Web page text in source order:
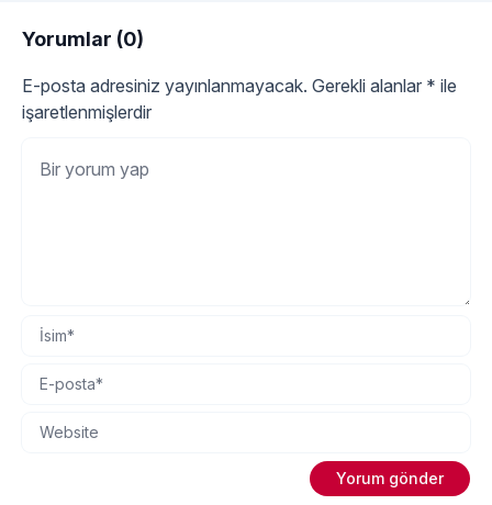
Yorumlar (0)
E-posta adresiniz yayınlanmayacak. Gerekli alanlar * ile
işaretlenmişlerdir